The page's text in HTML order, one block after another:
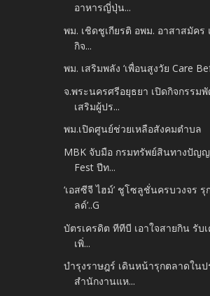
อาหารญี่ปุ่น...
พม. เชิดชูเกียรติ อพม. อาสาสมัคร
กิจ...
พม. เสริมพลัง ‘เพื่อนสูงวัย Care
จ.พระนครศรีอยุธยา เปิดกิจกรรม
เสริมผู้ปร...
พม.เปิดศูนย์ช่วยเหลือสังคมตำบล
MBK จับมือ กรมทรัพย์สินทางปัญญ
Fest ปีท...
‘เอสซีจี ไฮม์’ ชูโซลูชั่นครบวงจร รุ
ลด์’..G
บัตรเครดิต ทีทีบี เอาใจสายกิน รับ
เพิ่...
บำรุงราษฎร์ เดินหน้ารุกตลาดในป
สำนักงานแห...